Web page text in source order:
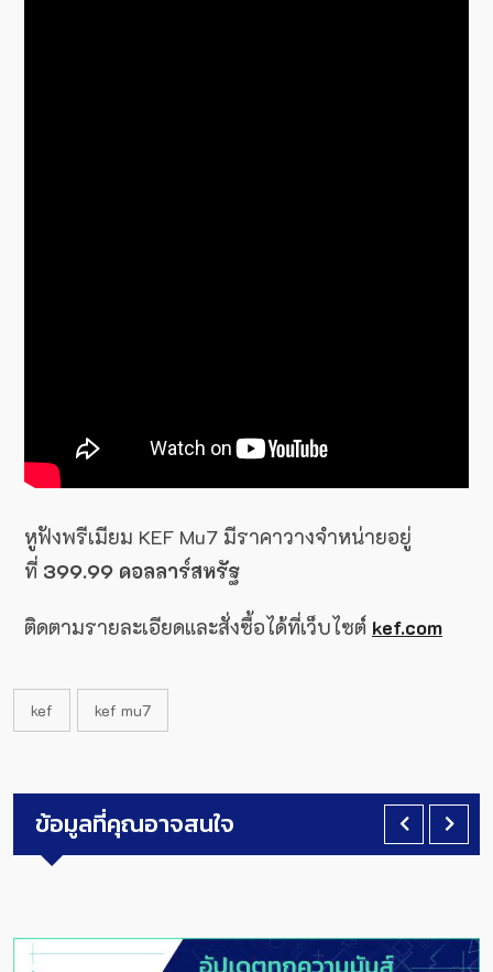
หูฟังพรีเมียม KEF Mu7 มีราคาวางจำหน่ายอยู่
ที่ 399.99 ดอลลาร์สหรัฐ
ติดตามรายละเอียดและสั่งซื้อได้ที่เว็บไซต์ kef.com
kef kef mu7
ข้อมูลที่คุณอาจสนใจ